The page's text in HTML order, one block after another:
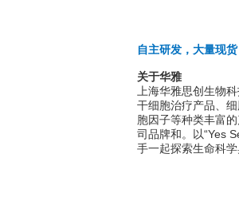
自主研发，大量现
关于华雅
上海华雅思创生物
干细胞治疗产品、
胞因子等种类丰富
司品牌和。以“Yes
手一起探索生命科